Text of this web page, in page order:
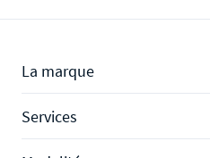
La marque
Services